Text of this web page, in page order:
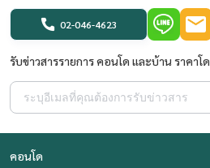
02-046-4623
รับข่าวสารรายการ คอนโด และบ้าน ราคาโ
คอนโด